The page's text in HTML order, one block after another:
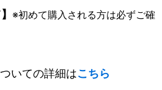
※初めて購入される方は必ずご確
いての詳細はこちら